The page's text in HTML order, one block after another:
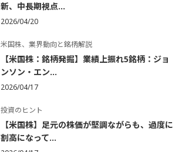
新、中長期視点...
2026/04/20
米国株、業界動向と銘柄解説
【米国株：銘柄発掘】業績上振れ5銘柄：ジョ
ンソン・エン...
2026/04/17
投資のヒント
【米国株】足元の株価が堅調ながらも、過度に
割高になって...